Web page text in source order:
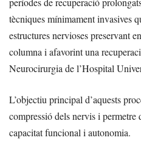
tècniques mínimament invasives
estructures nervioses preservant
columna i afavorint una
Neurocirurgia de l’Hospital
L’objectiu principal d’aquests
compressió dels nervis i permetre
capacitat funcional i autonomia.